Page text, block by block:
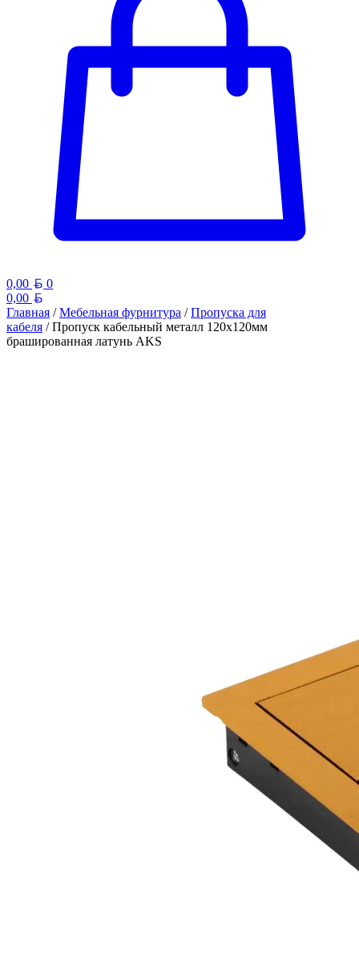
0,00 Белорусский рубль
0
0,00
Главная /Мебельная фурнитура /Пропуска для
кабеля / Пропуск кабельный металл 120х120мм
брашированная латунь AKS